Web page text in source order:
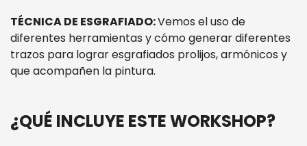
TÉCNICA DE ESGRAFIADO:Vemos el uso de
diferentes herramientas y cómo generar diferentes
trazos para lograr esgrafiados prolijos, armónicos y
que acompañen la pintura.
¿QUÉ INCLUYE ESTE WORKSHOP?